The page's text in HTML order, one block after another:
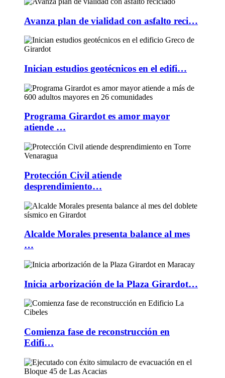
Avanza plan de vialidad con asfalto reci…
Inician estudios geotécnicos en el edifi…
Programa Girardot es amor mayor
atiende …
Protección Civil atiende
desprendimiento…
Alcalde Morales presenta balance al mes
…
Inicia arborización de la Plaza Girardot…
Comienza fase de reconstrucción en
Edifi…